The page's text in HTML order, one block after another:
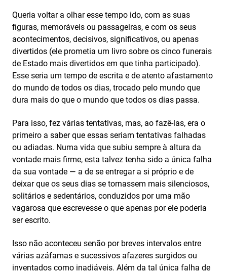
Queria voltar a olhar esse tempo ido, com as suas
figuras, memoráveis ou passageiras, e com os seus
acontecimentos, decisivos, significativos, ou apenas
divertidos (ele prometia um livro sobre os cinco funerais
de Estado mais divertidos em que tinha participado).
Esse seria um tempo de escrita e de atento afastamento
do mundo de todos os dias, trocado pelo mundo que
dura mais do que o mundo que todos os dias passa.
Para isso, fez várias tentativas, mas, ao fazê-las, era o
primeiro a saber que essas seriam tentativas falhadas
ou adiadas. Numa vida que subiu sempre à altura da
vontade mais firme, esta talvez tenha sido a única falha
da sua vontade — a de se entregar a si próprio e de
deixar que os seus dias se tornassem mais silenciosos,
solitários e sedentários, conduzidos por uma mão
vagarosa que escrevesse o que apenas por ele poderia
ser escrito.
Isso não aconteceu senão por breves intervalos entre
várias azáfamas e sucessivos afazeres surgidos ou
inventados como inadiáveis. Além da tal única falha de